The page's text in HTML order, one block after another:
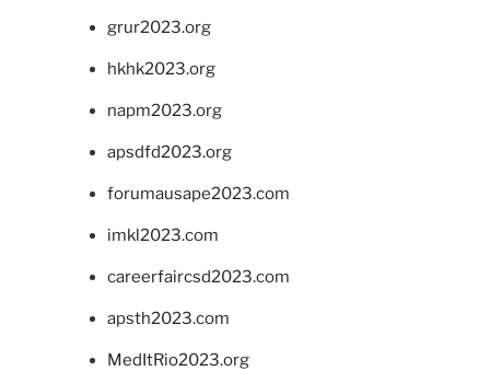
grur2023.org
hkhk2023.org
napm2023.org
apsdfd2023.org
forumausape2023.com
imkl2023.com
careerfaircsd2023.com
apsth2023.com
MedItRio2023.org